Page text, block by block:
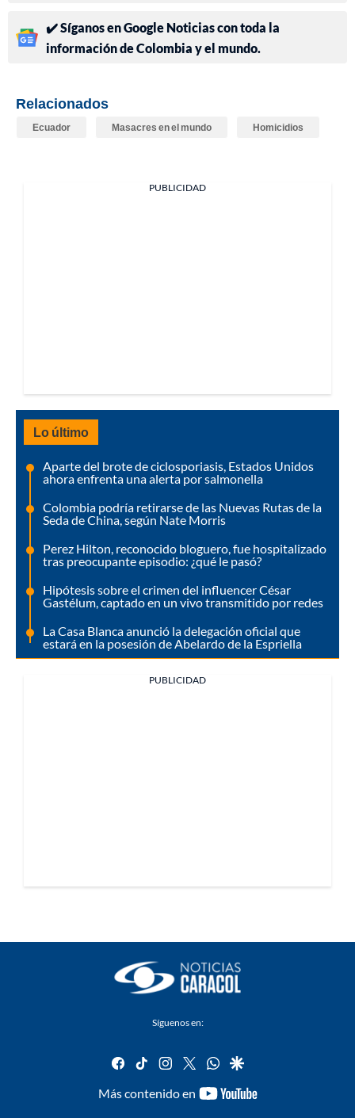
✔️ Síganos en Google Noticias con toda la
información de Colombia y el mundo.
Relacionados
Ecuador Masacres en el mundo Homicidios
PUBLICIDAD
Lo último
Aparte del brote de ciclosporiasis, Estados Unidos
ahora enfrenta una alerta por salmonella
Colombia podría retirarse de las Nuevas Rutas de la
Seda de China, según Nate Morris
Perez Hilton, reconocido bloguero, fue hospitalizado
tras preocupante episodio: ¿qué le pasó?
Hipótesis sobre el crimen del influencer César
Gastélum, captado en un vivo transmitido por redes
La Casa Blanca anunció la delegación oficial que
estará en la posesión de Abelardo de la Espriella
PUBLICIDAD
Síguenos en:
facebook
tiktok instagram
twitterwhatsapp
google
Más contenido en
youtube-